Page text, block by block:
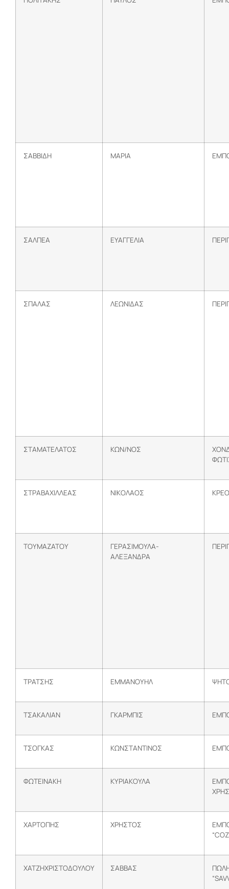
ΣΑΒΒΙΔΗ ΜΑΡΙΑ
ΣΑΛΠΕΑ ΕΥΑΓΓΕΛΙΑ
ΣΠΑΛΑΣ ΛΕΩΝΙΔΑΣ
ΣΤΑΜΑΤΕΛΑΤΟΣ ΚΩΝ/ΝΟΣ
ΣΤΡΑΒΑΧΙΛΛΕΑΣ ΝΙΚΟΛΑΟΣ
ΤΟΥΜΑΖΑΤΟΥ
ΓΕΡΑΣΙΜΟΥΛΑ-
ΑΛΕΞΑΝΔΡΑ
ΤΡΑΤΣΗΣ ΕΜΜΑΝΟΥΗΛ
ΤΣΑΚΑΛΙΑΝ ΓΚΑΡΜΠΙΣ
ΤΣΟΓΚΑΣ ΚΩΝΣΤΑΝΤΙΝΟΣ
ΦΩΤΕΙΝΑΚΗ ΚΥΡΙΑΚΟΥΛΑ
ΧΑΡΤΟΠΗΣ ΧΡΗΣΤΟΣ
ΧΑΤΖΗΧΡΙΣΤΟΔΟΥΛΟΥ ΣΑΒΒΑΣ